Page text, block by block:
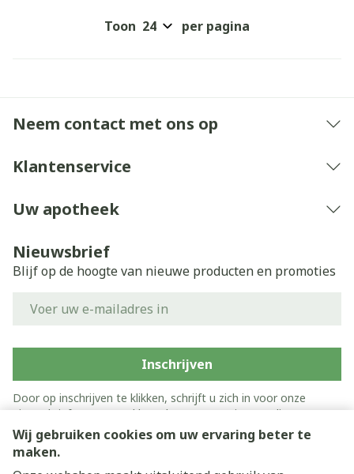
Wij gebruiken cookies om uw ervaring beter te
maken.
Toon per pagina
Neem contact met ons op
Klantenservice
Uw apotheek
Nieuwsbrief
Blijf op de hoogte van nieuwe producten en promoties
Inschrijven
Door op inschrijven te klikken, schrijft u zich in voor onze
nieuwsbrief en gaat u akkoord met onzeprivacy policy.